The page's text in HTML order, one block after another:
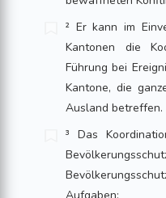
² Er kann im
Kantonen die
Führung bei
Kantone, die
Ausland betreffen.
³ Das